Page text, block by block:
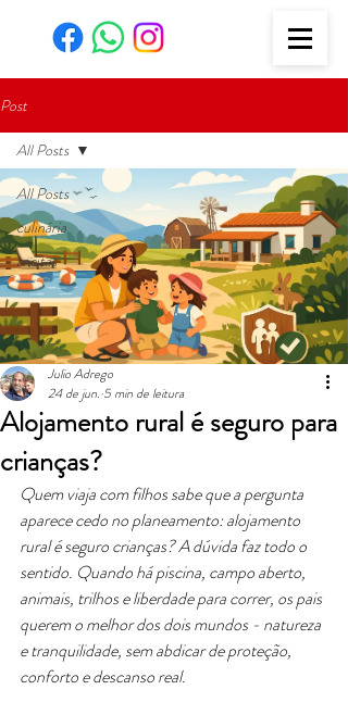
Post
All Posts
culinária
recitas
All Posts
Alojamento rural é seguro para
crianças?
Julio Adrego
24 de jun. 5 min de leitura
Quem viaja com filhos sabe que a pergunta
aparece cedo no planeamento: alojamento
rural é seguro crianças? A dúvida faz todo o
sentido. Quando há piscina, campo aberto,
animais, trilhos e liberdade para correr, os pais
querem o melhor dos dois mundos - natureza
e tranquilidade, sem abdicar de proteção,
conforto e descanso real.